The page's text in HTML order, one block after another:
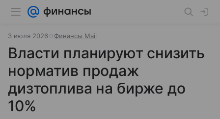
3 июля 2026 Финансы Mail
Власти планируют снизить
норматив продаж
дизтоплива на бирже до
10%